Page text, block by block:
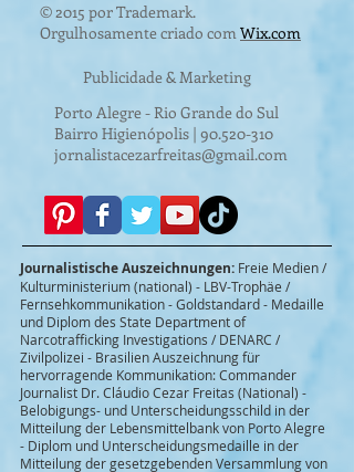
© 2015 por Trademark.
Orgulhosamente criado comWix.com
Publicidade & Marketing
Porto Alegre - Rio Grande do Sul
Bairro Higienópolis | 90.520-310
jornalistacezarfreitas@gmail.com
Journalistische Auszeichnungen: Freie Medien /
Kulturministerium (national) - LBV-Trophäe /
Fernsehkommunikation - Goldstandard - Medaille
und Diplom des State Department of
Narcotrafficking Investigations / DENARC /
Zivilpolizei - Brasilien Auszeichnung für
hervorragende Kommunikation: Commander
Journalist Dr. Cláudio Cezar Freitas (National) -
Belobigungs- und Unterscheidungsschild in der
Mitteilung der Lebensmittelbank von Porto Alegre
- Diplom und Unterscheidungsmedaille in der
Mitteilung der gesetzgebenden Versammlung von